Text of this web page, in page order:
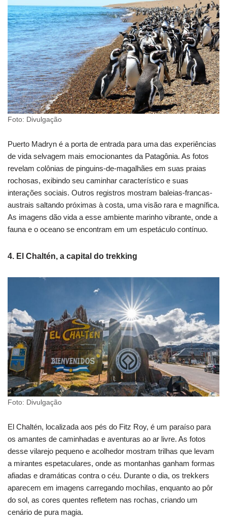
Foto: Divulgação
Puerto Madryn é a porta de entrada para uma das experiências
de vida selvagem mais emocionantes da Patagônia. As fotos
revelam colônias de pinguins-de-magalhães em suas praias
rochosas, exibindo seu caminhar característico e suas
interações sociais. Outros registros mostram baleias-francas-
austrais saltando próximas à costa, uma visão rara e magnífica.
As imagens dão vida a esse ambiente marinho vibrante, onde a
fauna e o oceano se encontram em um espetáculo contínuo.
4. El Chaltén, a capital do trekking
Foto: Divulgação
El Chaltén, localizada aos pés do Fitz Roy, é um paraíso para
os amantes de caminhadas e aventuras ao ar livre. As fotos
desse vilarejo pequeno e acolhedor mostram trilhas que levam
a mirantes espetaculares, onde as montanhas ganham formas
afiadas e dramáticas contra o céu. Durante o dia, os trekkers
aparecem em imagens carregando mochilas, enquanto ao pôr
do sol, as cores quentes refletem nas rochas, criando um
cenário de pura magia.